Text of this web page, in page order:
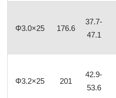
Φ3.0×25 176.6
37.7-
47.1
Φ3.2×25 201
42.9-
53.6